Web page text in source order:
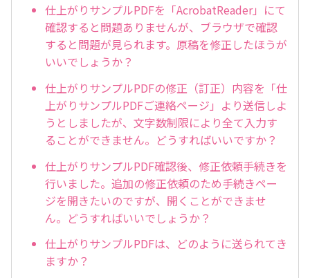
仕上がりサンプルPDFを「AcrobatReader」にて
確認すると問題ありませんが、ブラウザで確認
すると問題が見られます。原稿を修正したほうが
いいでしょうか？
仕上がりサンプルPDFの修正（訂正）内容を「仕
上がりサンプルPDFご連絡ページ」より送信しよ
うとしましたが、文字数制限により全て入力す
ることができません。どうすればいいですか？
仕上がりサンプルPDF確認後、修正依頼手続きを
行いました。追加の修正依頼のため手続きペー
ジを開きたいのですが、開くことができませ
ん。どうすればいいでしょうか？
仕上がりサンプルPDFは、どのように送られてき
ますか？